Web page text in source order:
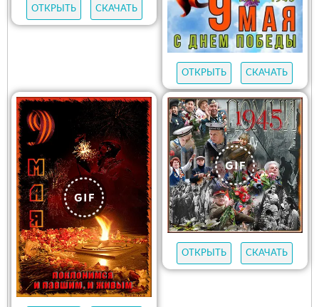
ОТКРЫТЬ СКАЧАТЬ
ОТКРЫТЬ СКАЧАТЬ
ОТКРЫТЬ СКАЧАТЬ